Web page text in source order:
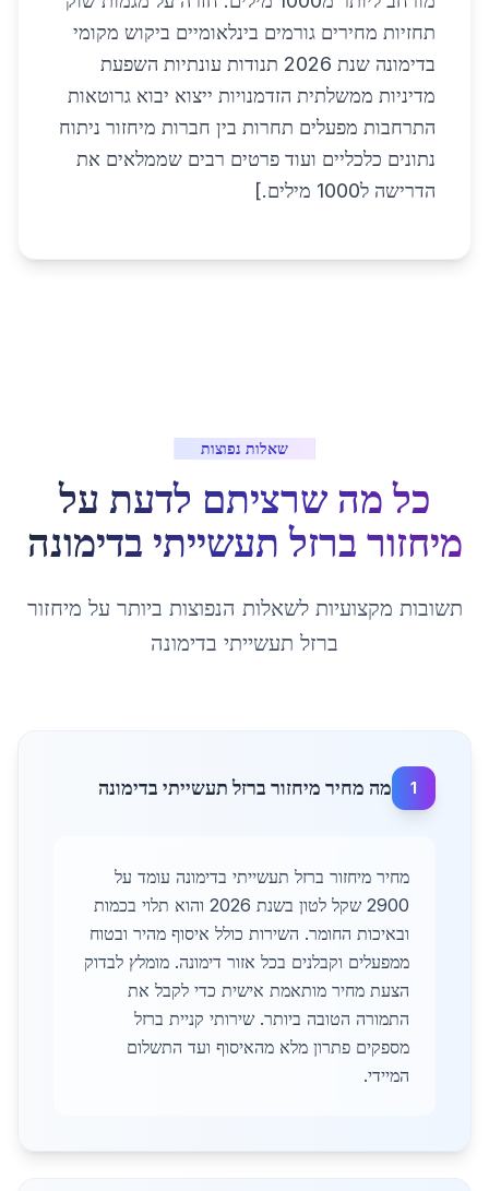
תחזיות מחירים גורמים בינלאומיים ביקוש מקומי
בדימונה שנת 2026 תנודות עונתיות השפעת
מדיניות ממשלתית הזדמנויות ייצוא יבוא גרוטאות
התרחבות מפעלים תחרות בין חברות מיחזור ניתוח
נתונים כלכליים ועוד פרטים רבים שממלאים את
הדרישה ל1000 מילים.]
שאלות נפוצות
כל מה שרציתם לדעת על
מיחזור ברזל תעשייתי בדימונה
תשובות מקצועיות לשאלות הנפוצות ביותר על מיחזור
ברזל תעשייתי בדימונה
1 מה מחיר מיחזור ברזל תעשייתי בדימונה
מחיר מיחזור ברזל תעשייתי בדימונה עומד על
2900 שקל לטון בשנת 2026 והוא תלוי בכמות
ובאיכות החומר. השירות כולל איסוף מהיר ובטוח
ממפעלים וקבלנים בכל אזור דימונה. מומלץ לבדוק
הצעת מחיר מותאמת אישית כדי לקבל את
התמורה הטובה ביותר. שירותי קניית ברזל
מספקים פתרון מלא מהאיסוף ועד התשלום
המיידי.